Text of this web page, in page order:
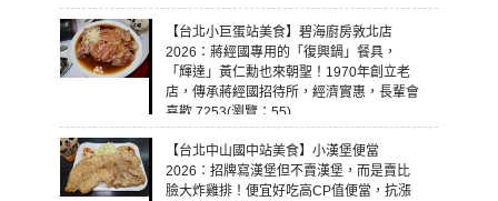
【台北小巨蛋站美食】碧海廚房敦北店
2026：蔣經國專用的「復興鍋」餐具，
「輝達」黃仁勳也來朝聖！1970年創立老
店，傳承蔣經國招待所，經濟實惠，長輩會
喜歡 7253(瀏覽：55)
【台北中山國中站美食】小漢堡便當
2026：招牌寫漢堡但不賣漢堡，而是賣比
臉大炸雞排！便宜好吃高CP值便當，抗漲